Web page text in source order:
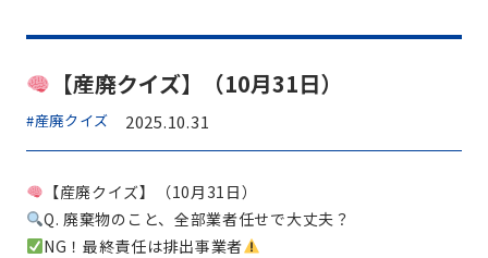
【産廃クイズ】（10月31日）
#産廃クイズ 2025.10.31
【産廃クイズ】（10月31日）
Q. 廃棄物のこと、全部業者任せで大丈夫？
NG！最終責任は排出事業者